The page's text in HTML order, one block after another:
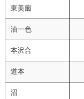
東美薗
油一色
本沢合
道本
沼